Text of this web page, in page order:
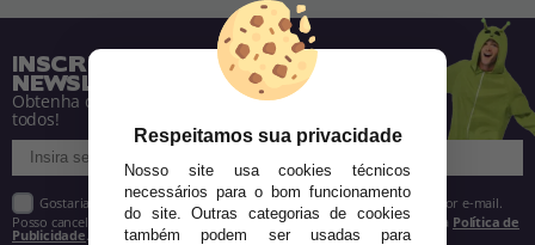
INSCREVA-SE NA NOSSA
NEWSLETTER
Obtenha descontos e saiba de tudo antes de
todos!
Gostaria de receber descontos exclusivos, novidades e tendências por e-mail.
Posso cancelar a inscrição a qualquer momento, conforme estipulado na Política de
Publicidade
Respeitamos sua privacidade
Nosso site usa cookies técnicos
necessários para o bom funcionamento
do site. Outras categorias de cookies
também podem ser usadas para